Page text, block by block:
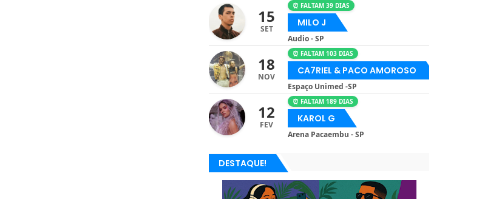
15
SET
⏰ FALTAM 39 DIAS
MILO J
Audio - SP
18
NOV
⏰ FALTAM 103 DIAS
CA7RIEL & PACO AMOROSO
Espaço Unimed -SP
12
FEV
⏰ FALTAM 189 DIAS
KAROL G
Arena Pacaembu - SP
DESTAQUE!